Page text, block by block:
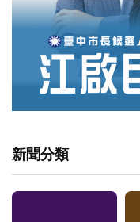
新聞分類